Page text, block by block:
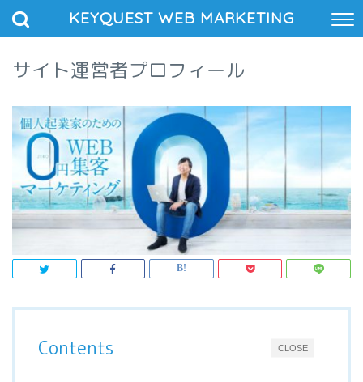
KEYQUEST WEB MARKETING
サイト運営者プロフィール
CLOSE
Contents